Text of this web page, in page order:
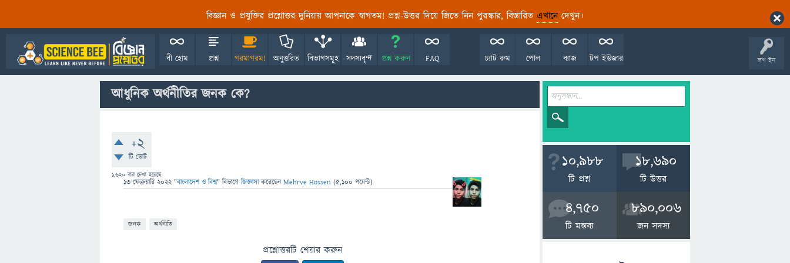
বিজ্ঞান ও প্রযুক্তির প্রশ্নোত্তর দুনিয়ায় আপনাকে স্বাগতম! প্রশ্ন-উত্তর দিয়ে জিতে নিন পুরস্কার, বিস্তারিত এখানেদেখুন।
লগ ইন
বী হোম প্রশ্ন গরমাগরম! অনুত্তরিত বিভাগসমূহ সদস্যবৃন্দ প্রশ্ন করুন FAQ টপ ইউজার
ব্যাজ
পোল
চ্যাট রুম
আধুনিক অর্থনীতির জনক কে?
+2
টি ভোট
1,620 বার দেখা হয়েছে
13 ফেব্রুয়ারি 2022 "বাংলাদেশ ও বিশ্ব" বিভাগে জিজ্ঞাসাকরেছেনMehrve Hossen (5,100 পয়েন্ট)
জনক অর্থনীতি
প্রশ্নোত্তরটি শেয়ার করুন
10,988
টি প্রশ্ন
18,690
টি উত্তর
4,750
টি মন্তব্য
890,006
জন সদস্য